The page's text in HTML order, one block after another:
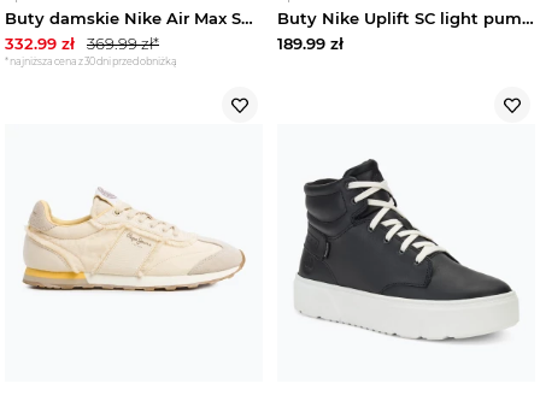
Buty damskie Nike Air Max SC black / white
332.99 zł 369.99zł*
*najniższa cena z 30 dni przed obniżką
Buty Nike Uplift SC light pumice / phantom / mineral slate Niebieski
189.99 zł